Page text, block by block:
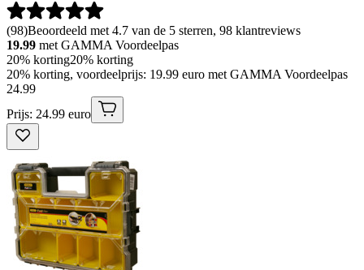
(98)Beoordeeld met 4.7 van de 5 sterren, 98 klantreviews
19.99 met GAMMA Voordeelpas
20% korting20% korting
20% korting, voordeelprijs: 19.99 euro met GAMMA Voordeelpas
24.99
Prijs: 24.99 euro